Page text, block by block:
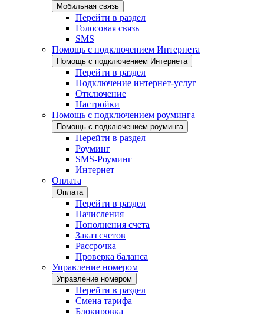
Мобильная связь
Перейти в раздел
Голосовая связь
SMS
Помощь с подключением Интернета
Помощь с подключением Интернета
Перейти в раздел
Подключение интернет-услуг
Отключение
Настройки
Помощь с подключением роуминга
Помощь с подключением роуминга
Перейти в раздел
Роуминг
SMS-Роуминг
Интернет
Оплата
Оплата
Перейти в раздел
Начисления
Пополнения счета
Заказ счетов
Рассрочка
Проверка баланса
Управление номером
Управление номером
Перейти в раздел
Смена тарифа
Блокировка